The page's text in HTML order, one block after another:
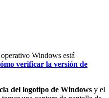
Windows está
verificar la versión de
del logotipo de Windows y el